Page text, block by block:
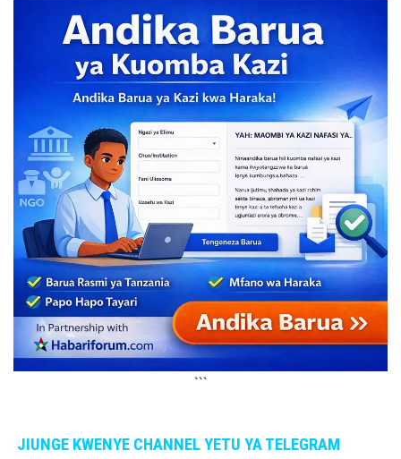
```
JIUNGE KWENYE CHANNEL YETU YA TELEGRAM